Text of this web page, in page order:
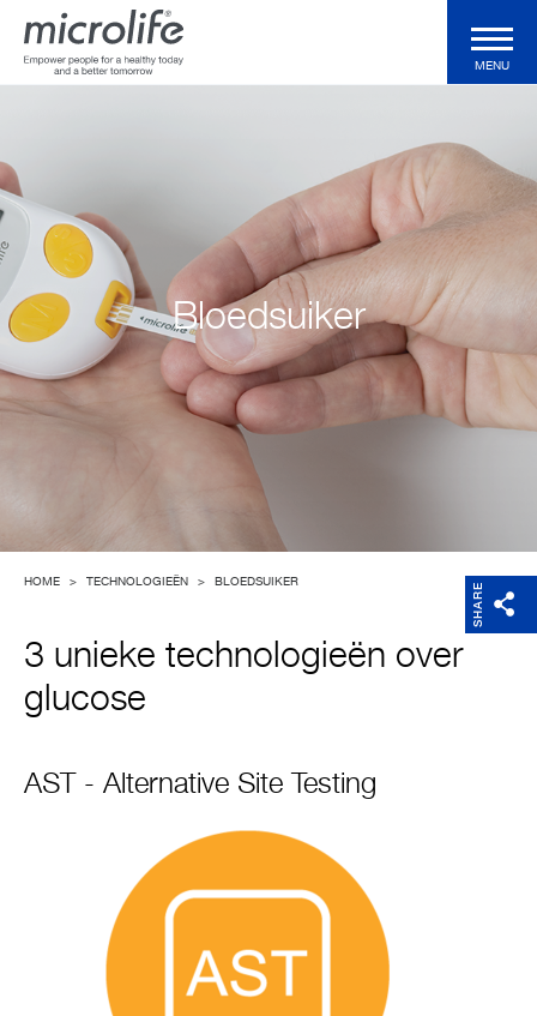
Voor de professional
Klinische Validaties
Technologieën
Support
Developers
MENU
Bloedsuiker
HOME > TECHNOLOGIEËN > BLOEDSUIKER
SHARE
3 unieke technologieën over
glucose
AST - Alternative Site Testing